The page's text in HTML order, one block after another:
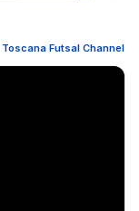
Toscana Futsal Channel